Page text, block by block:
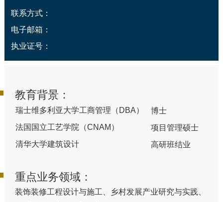
联系方式：
电子邮箱：
执业证号：
教育背景：
瑞士维多利亚大学工商管理（DBA）
博士
法国国立工艺学院（CNAM）
项目管理硕士
清华大学建筑设计
高研班结业
重点业务领域：
装饰装修工程设计与施工、乡村发展产业研究与实践、